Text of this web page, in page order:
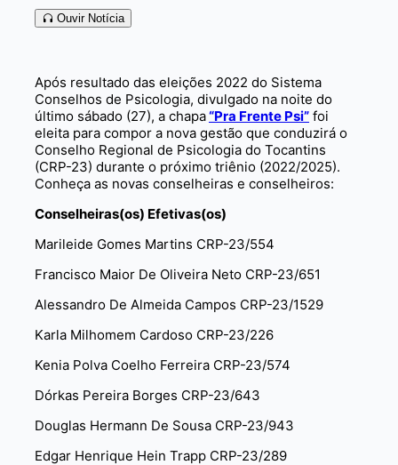
Ouvir Notícia
Após resultado das eleições 2022 do Sistema
Conselhos de Psicologia, divulgado na noite do
último sábado (27), a chapa“Pra Frente Psi” foi
eleita para compor a nova gestão que conduzirá o
Conselho Regional de Psicologia do Tocantins
(CRP-23) durante o próximo triênio (2022/2025).
Conheça as novas conselheiras e conselheiros:
Conselheiras(os) Efetivas(os)
Marileide Gomes Martins CRP-23/554
Francisco Maior De Oliveira Neto CRP-23/651
Alessandro De Almeida Campos CRP-23/1529
Karla Milhomem Cardoso CRP-23/226
Kenia Polva Coelho Ferreira CRP-23/574
Dórkas Pereira Borges CRP-23/643
Douglas Hermann De Sousa CRP-23/943
Edgar Henrique Hein Trapp CRP-23/289